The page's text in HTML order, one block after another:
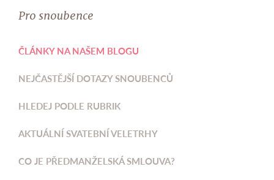
Pro snoubence
ČLÁNKY NA NAŠEM BLOGU
NEJČASTĚJŠÍ DOTAZY SNOUBENCŮ
HLEDEJ PODLE RUBRIK
AKTUÁLNÍ SVATEBNÍ VELETRHY
CO JE PŘEDMANŽELSKÁ SMLOUVA?